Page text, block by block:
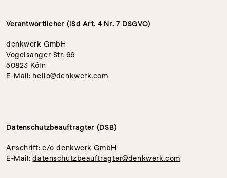
Verantwortlicher (iSd Art. 4 Nr. 7 DSGVO)
denkwerk GmbH
Vogelsanger Str. 66
50823 Köln
E-Mail: hello@denkwerk.com
Datenschutzbeauftragter (DSB)
Anschrift: c/o denkwerk GmbH
E-Mail: datenschutzbeauftragter@denkwerk.com